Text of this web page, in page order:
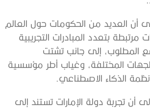
أن العديد من الحكومات حول العالم
مرتبطة بتعدد المبادرات التجريبية
المطلوب، إلى جانب تشتت
المختلفة، وغياب أطر مؤسسية
الذكاء الاصطناعي.
أن تجربة دولة الإمارات تستند إلى